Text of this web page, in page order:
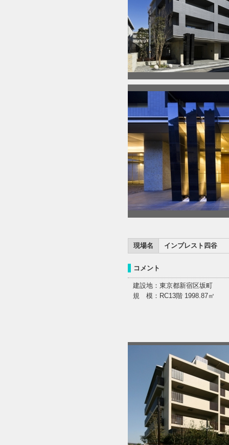
現場名 インプレスト四谷
コメント
建設地：東京都新宿区坂町
規 模：RC13階 1998.87㎡